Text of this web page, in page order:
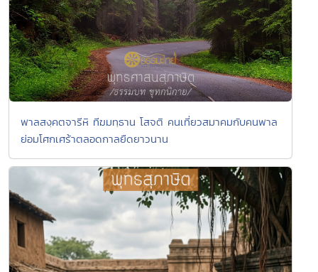
พาลสงฺคตจารีหิ ทีฆมทฺธาน โสจติ คนเที่ยวสมาคมกับคนพาล
ย่อมโศกเศร้าตลอดกาลยืดยาวนาน